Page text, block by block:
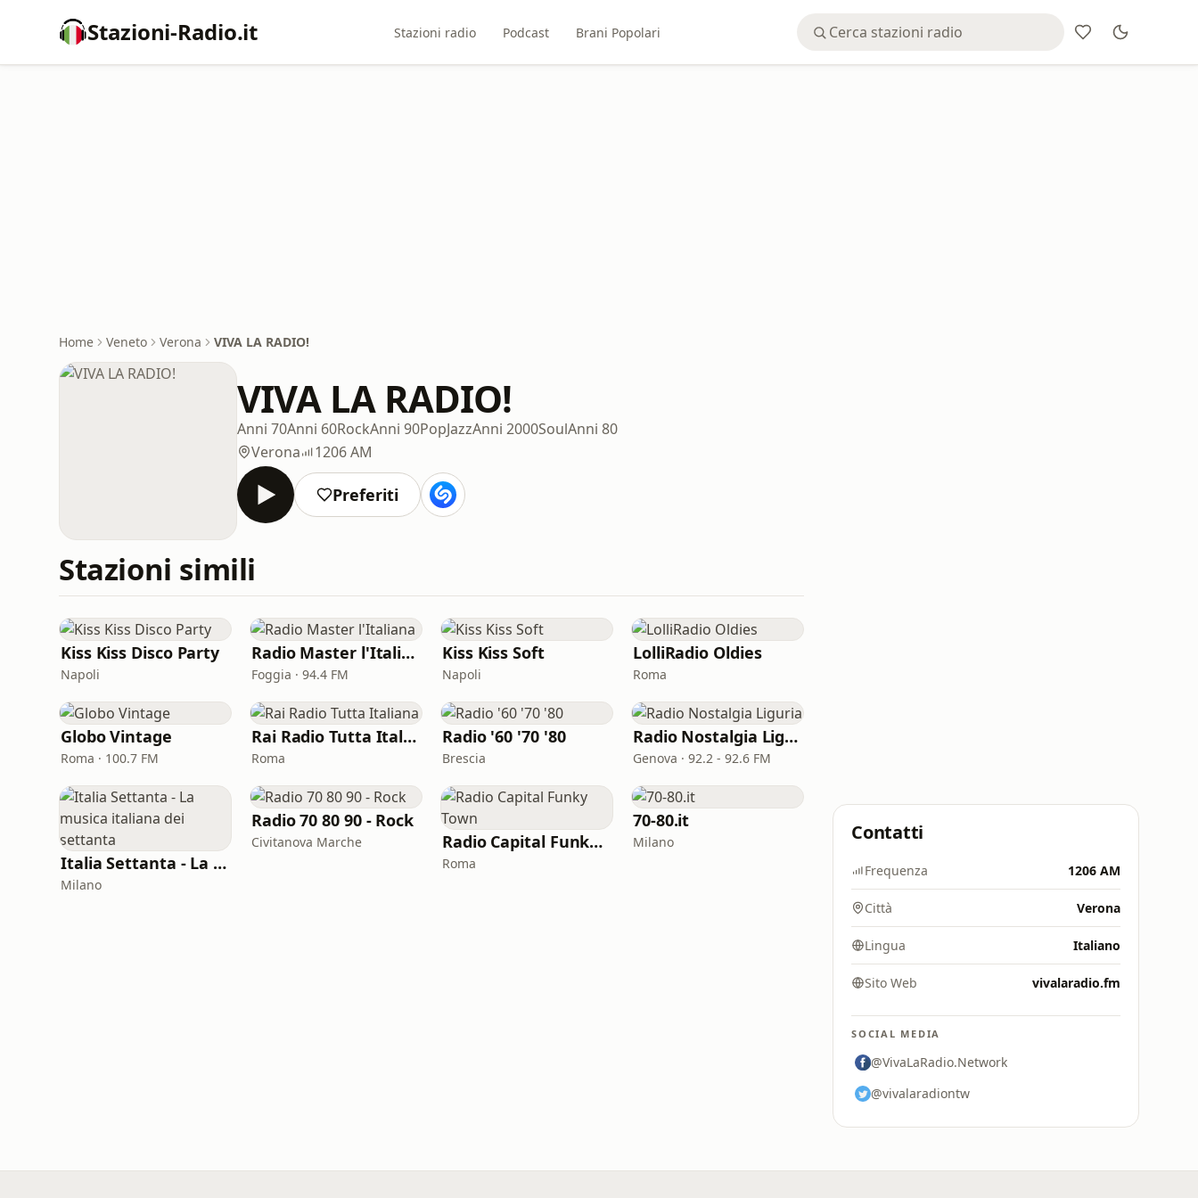
Stazioni-Radio.it Stazioni radio Podcast Brani Popolari
Home Veneto Verona VIVA LA RADIO!
VIVA LA RADIO!
Anni 70Anni 60RockAnni 90PopJazzAnni 2000SoulAnni 80
Verona
1206 AM
Preferiti
Stazioni simili
Kiss Kiss Disco Party
Napoli
Radio Master l'Italiana
Foggia · 94.4 FM
Kiss Kiss Soft
Napoli
LolliRadio Oldies
Roma
Globo Vintage
Roma · 100.7 FM
Rai Radio Tutta Italiana
Roma
Radio '60 '70 '80
Brescia
Radio Nostalgia Liguria
Genova · 92.2 - 92.6 FM
Italia Settanta - La musica italiana dei settanta
Milano
Radio 70 80 90 - Rock
Civitanova Marche Radio Capital Funky Town
Roma
70-80.it
Milano Contatti
Frequenza 1206 AM
Città Verona
Lingua Italiano
Sito Web vivalaradio.fm
SOCIAL MEDIA
@VivaLaRadio.Network
@vivalaradiontw